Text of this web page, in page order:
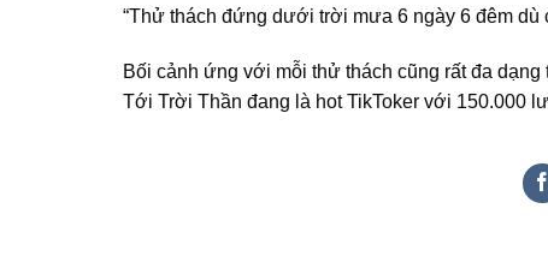
“Thử thách đứng dưới trời mưa 6 ngày 6 đêm dù
Bối cảnh ứng với mỗi thử thách cũng rất đa
Tới Trời Thần đang là hot TikToker với 150.000